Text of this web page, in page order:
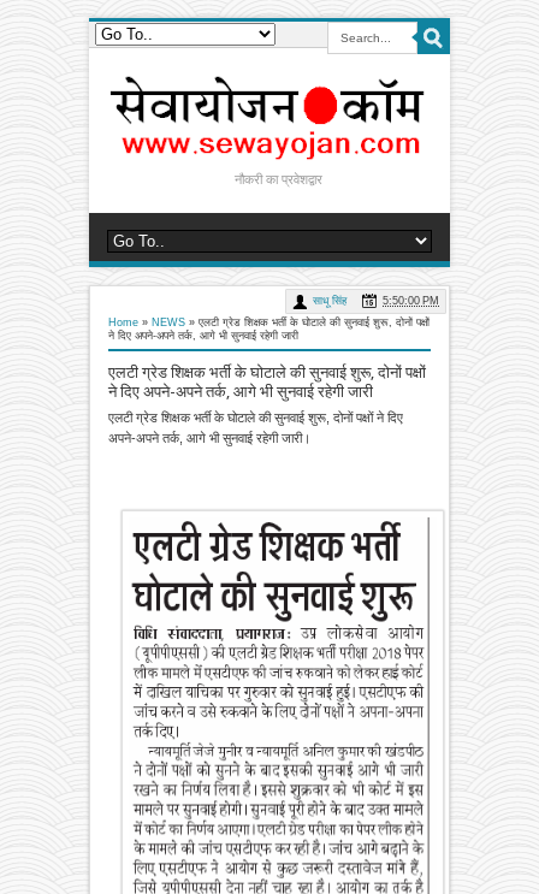
नौकरी का प्रवेशद्वार
Home » NEWS » एलटी ग्रेड शिक्षक भर्ती के घोटाले की सुनवाई शुरू, दोनों पक्षों
ने दिए अपने-अपने तर्क, आगे भी सुनवाई रहेगी जारी
एलटी ग्रेड शिक्षक भर्ती के घोटाले की सुनवाई शुरू, दोनों पक्षों
ने दिए अपने-अपने तर्क, आगे भी सुनवाई रहेगी जारी
साधू सिंह 5:50:00 PM
एलटी ग्रेड शिक्षक भर्ती के घोटाले की सुनवाई शुरू, दोनों पक्षों ने दिए
अपने-अपने तर्क, आगे भी सुनवाई रहेगी जारी।